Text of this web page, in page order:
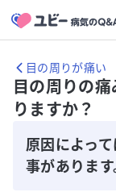
目の周りが痛い
目の周りの
りますか？
原因によっ
事があります